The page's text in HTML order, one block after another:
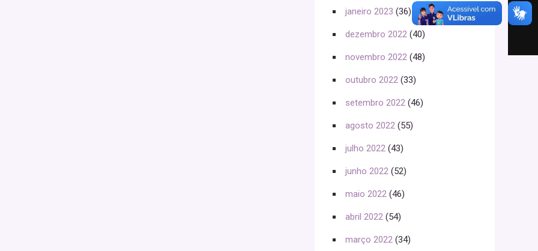
janeiro 2023 (36)
dezembro 2022 (40)
novembro 2022 (48)
outubro 2022 (33)
setembro 2022 (46)
agosto 2022 (55)
julho 2022 (43)
junho 2022 (52)
maio 2022 (46)
abril 2022 (54)
março 2022 (34)